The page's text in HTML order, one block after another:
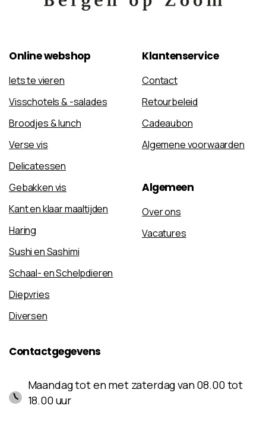
Onlinewebshop
Iets te vieren
Visschotels & -salades
Broodjes & lunch
Verse vis
Delicatessen
Gebakken vis
Kant en klaar maaltijden
Haring
Sushi en Sashimi
Schaal- en Schelpdieren
Diepvries
Diversen
Klantenservice
Contact
Retourbeleid
Cadeaubon
Algemene voorwaarden
Algemeen
Over ons
Vacatures
Contactgegevens
Maandag tot en met zaterdag van 08.00 tot
18.00 uur